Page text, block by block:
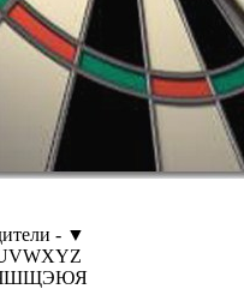
- ▼
VWXYZ
ШЩЭЮЯ